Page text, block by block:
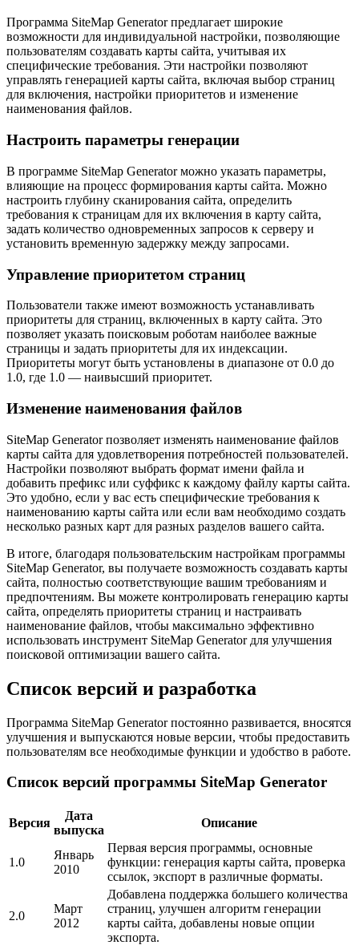
Программа SiteMap Generator предлагает широкие
возможности для индивидуальной настройки, позволяющие
пользователям создавать карты сайта, учитывая их
специфические требования. Эти настройки позволяют
управлять генерацией карты сайта, включая выбор страниц
для включения, настройки приоритетов и изменение
наименования файлов.
Настроить параметры генерации
В программе SiteMap Generator можно указать параметры,
влияющие на процесс формирования карты сайта. Можно
настроить глубину сканирования сайта, определить
требования к страницам для их включения в карту сайта,
задать количество одновременных запросов к серверу и
установить временную задержку между запросами.
Управление приоритетом страниц
Пользователи также имеют возможность устанавливать
приоритеты для страниц, включенных в карту сайта. Это
позволяет указать поисковым роботам наиболее важные
страницы и задать приоритеты для их индексации.
Приоритеты могут быть установлены в диапазоне от 0.0 до
1.0, где 1.0 — наивысший приоритет.
Изменение наименования файлов
SiteMap Generator позволяет изменять наименование файлов
карты сайта для удовлетворения потребностей пользователей.
Настройки позволяют выбрать формат имени файла и
добавить префикс или суффикс к каждому файлу карты сайта.
Это удобно, если у вас есть специфические требования к
наименованию карты сайта или если вам необходимо создать
несколько разных карт для разных разделов вашего сайта.
В итоге, благодаря пользовательским настройкам программы
SiteMap Generator, вы получаете возможность создавать карты
сайта, полностью соответствующие вашим требованиям и
предпочтениям. Вы можете контролировать генерацию карты
сайта, определять приоритеты страниц и настраивать
наименование файлов, чтобы максимально эффективно
использовать инструмент SiteMap Generator для улучшения
поисковой оптимизации вашего сайта.
Список версий и разработка
Программа SiteMap Generator постоянно развивается, вносятся
улучшения и выпускаются новые версии, чтобы предоставить
пользователям все необходимые функции и удобство в работе.
Список версий программы SiteMap Generator
Версия
Дата
выпуска
Описание
1.0
Январь
2010
Первая версия программы, основные
функции: генерация карты сайта, проверка
ссылок, экспорт в различные форматы.
2.0
Март
2012
Добавлена поддержка большего количества
страниц, улучшен алгоритм генерации
карты сайта, добавлены новые опции
экспорта.